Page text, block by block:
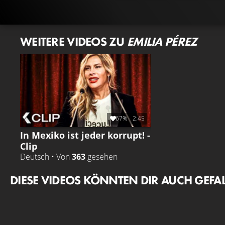
WEITERE VIDEOS ZU EMILIA PÉREZ
67% 2:45
In Mexiko ist jeder korrupt! -
Clip
Deutsch • Von 363 gesehen
DIESE VIDEOS KÖNNTEN DIR AUCH